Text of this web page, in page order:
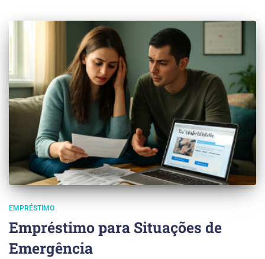
EMPRÉSTIMO
Empréstimo para Situações de
Emergência